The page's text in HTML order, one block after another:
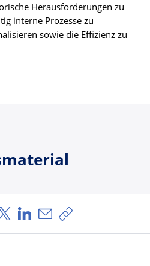
Herausforderungen zu
interne Prozesse zu
sowie die Effizienz zu
Facebook teilen
Über X teilen
Über LinkedIn teilen
Über E-Mail teilen
Link zum Teilen